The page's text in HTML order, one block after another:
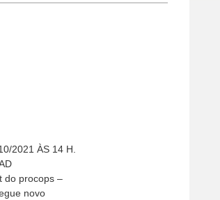
2021 ÀS 14 H.
do procops –
novo